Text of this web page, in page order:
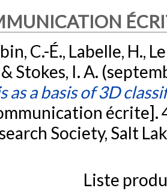
C.-É., Labelle, H.,
& Stokes, I. A.
as a basis of 3D
écrite].
Society, Salt
Liste